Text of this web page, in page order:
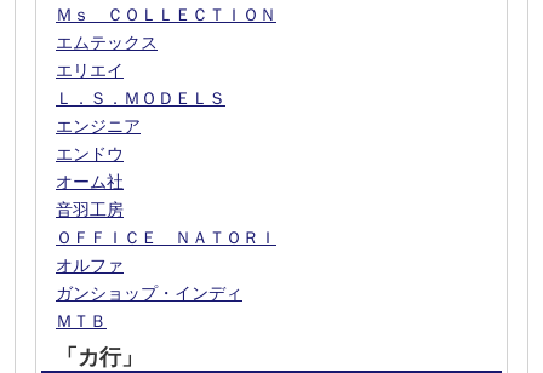
Ｍｓ ＣＯＬＬＥＣＴＩＯＮ
エムテックス
エリエイ
Ｌ．Ｓ．ＭＯＤＥＬＳ
エンジニア
エンドウ
オーム社
音羽工房
ＯＦＦＩＣＥ ＮＡＴＯＲＩ
オルファ
ガンショップ・インディ
ＭＴＢ
「カ行」